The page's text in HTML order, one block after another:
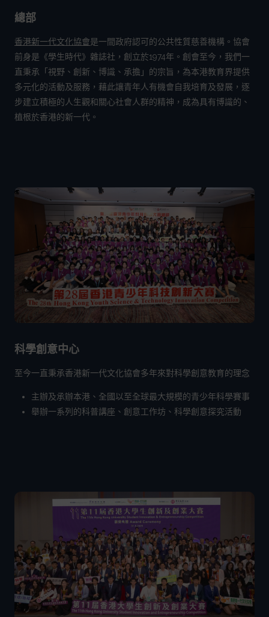
總部
香港新一代文化協會是一間政府認可的公共性質慈善機構。協會
前身是《學生時代》雜誌社，創立於1974年。創會至今，我們一
直秉承「視野、創新、博識、承擔」的宗旨，為本港教育界提供
多元化的活動及服務，藉此讓青年人有機會自我培育及發展，逐
步建立積極的人生觀和關心社會人群的精神，成為具有博識的、
植根於香港的新一代。
科學創意中心
至今一直秉承香港新一代文化協會多年來對科學創意教育的理念
主辦及承辦本港、全國以至全球最大規模的青少年科學賽事
舉辦一系列的科普講座、創意工作坊、科學創意探究活動